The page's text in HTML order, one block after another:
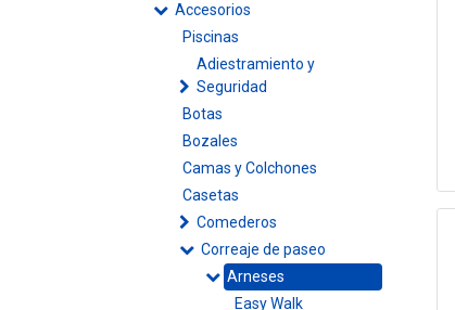
Accesorios
Piscinas
Adiestramiento y
Seguridad
Botas
Bozales
Camas y Colchones
Casetas
Comederos
Correaje de paseo
Arneses
Easy Walk